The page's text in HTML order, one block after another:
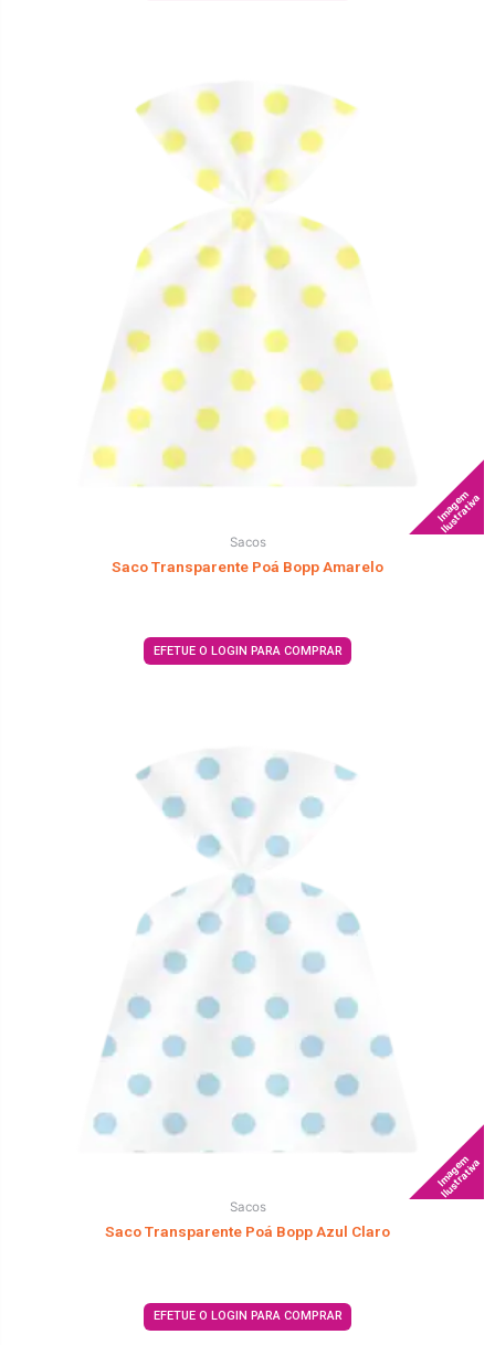
Imagem
Ilustrativa
Sacos
Saco Transparente Poá Bopp Amarelo
EFETUE O LOGIN PARA COMPRAR
Imagem
Ilustrativa
Sacos
Saco Transparente Poá Bopp Azul Claro
EFETUE O LOGIN PARA COMPRAR